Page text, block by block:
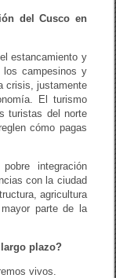
del Cusco en
estancamiento y
los campesinos y
crisis, justamente
El turismo
turistas del norte
cómo pagas
integración
con la ciudad
agricultura
parte de la
plazo?
vivos.